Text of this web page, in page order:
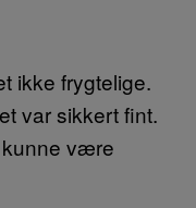
ikke frygtelige.
var sikkert fint.
kunne være